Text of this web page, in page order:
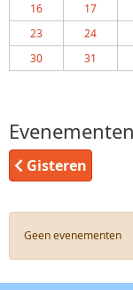
16
17
23
24
30
31
Gisteren
Geen evenementen